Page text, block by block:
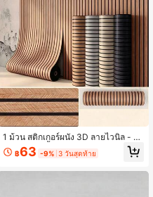
แต่งฤดูใบไม้ผลิ, ตกแต่งห้องนอน, ตกแ
ต่งสถานที่จัดงานแต่งงาน, การจัดสวน,
ตกแต่งระเบียงนอกบ้าน และของขวัญวั
นแม่สำหรับผู้หญิงผู้สูงอายุ
1 ม้วน สติกเกอร์ผนัง 3D ลายไวนิล - วอ
ลเปเปอร์กันน้ำแบบติดเอง ลายไม้ธรรม
ชาติ ทำความสะอาดและลอกออกได้ง่า
฿63 -9% 3 วันสุดท้าย